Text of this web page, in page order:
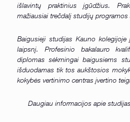
išlavintų praktinius įgūdžius.
mažiausiai trečdalį studijų programos
Baigusieji studijas Kauno kolegijoje
laipsnį. Profesinio bakalauro
diplomas sėkmingai baigusiems
išduodamas tik tos aukštosios
kokybės vertinimo centras įvertino
Daugiau informacijos apie